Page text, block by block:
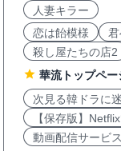
人妻キラー
恋は飴模様
殺し屋たちの店2
華流トップペー
次見る韓ドラに
【保存版】
動画配信サービ